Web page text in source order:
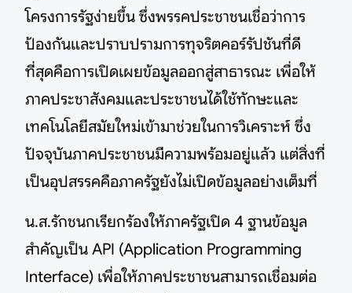
โครงการรัฐง่ายขึ้น ซึ่งพรรคประชาชนเชื่อว่าการ
ป้องกันและปราบปรามการทุจริตคอร์รัปชันที่ดี
ที่สุดคือการเปิดเผยข้อมูลออกสู่สาธารณะ เพื่อให้
ภาคประชาสังคมและประชาชนได้ใช้ทักษะและ
เทคโนโลยีสมัยใหม่เข้ามาช่วยในการวิเคราะห์ ซึ่ง
ปัจจุบันภาคประชาชนมีความพร้อมอยู่แล้ว แต่สิ่งที่
เป็นอุปสรรคคือภาครัฐยังไม่เปิดข้อมูลอย่างเต็มที่
น.ส.รักชนกเรียกร้องให้ภาครัฐเปิด 4 ฐานข้อมูล
สำคัญเป็น API (Application Programming
Interface) เพื่อให้ภาคประชาชนสามารถเชื่อมต่อ